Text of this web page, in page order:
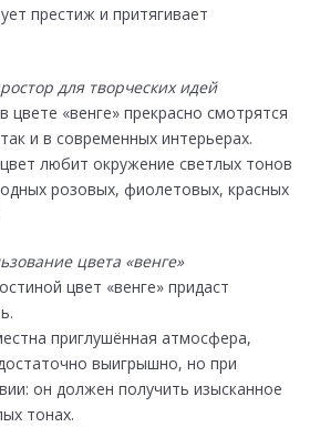
престиж и притягивает
для творческих идей
«венге» прекрасно смотрятся
и в современных интерьерах.
любит окружение светлых тонов
розовых, фиолетовых, красных
цвета «венге»
цвет «венге» придаст
приглушённая атмосфера,
выигрышно, но при
он должен получить изысканное
тонах.